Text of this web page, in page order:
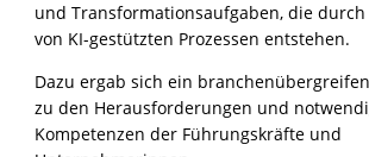
und Transformationsaufgaben, die
von KI-gestützten Prozessen entstehen.
Dazu ergab sich ein
zu den Herausforderungen und
Kompetenzen der Führungskräfte und